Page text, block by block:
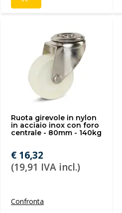
Ruota girevole in nylon
in acciaio inox con foro
centrale - 80mm - 140kg
€ 16,32
(19,91 IVA incl.)
Confronta